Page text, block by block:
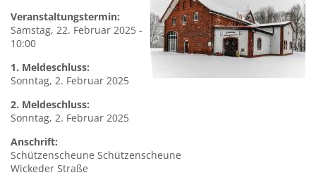
Veranstaltungstermin:
Samstag, 22. Februar 2025 -
10:00
1. Meldeschluss:
Sonntag, 2. Februar 2025
2. Meldeschluss:
Sonntag, 2. Februar 2025
Anschrift:
Schützenscheune Schützenscheune
Wickeder Straße